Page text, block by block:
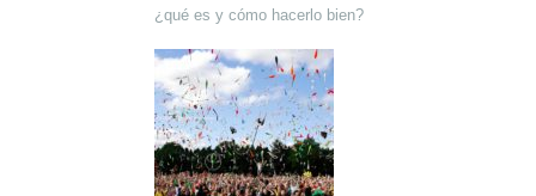
¿qué es y cómo hacerlo bien?